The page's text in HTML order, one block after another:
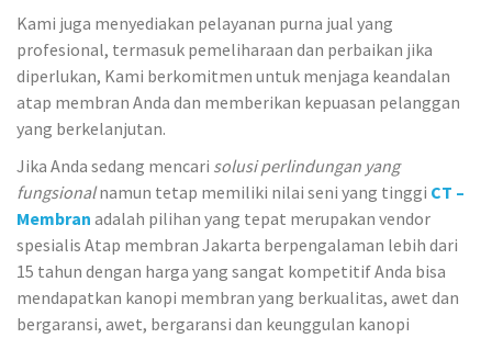
Kami juga menyediakan pelayanan purna jual yang
profesional, termasuk pemeliharaan dan perbaikan jika
diperlukan, Kami berkomitmen untuk menjaga keandalan
atap membran Anda dan memberikan kepuasan pelanggan
yang berkelanjutan.
Jika Anda sedang mencari solusi perlindungan yang
fungsionalnamun tetap memiliki nilai seni yang tinggi CT –
Membran adalah pilihan yang tepat merupakan vendor
spesialis Atap membran Jakarta berpengalaman lebih dari
15 tahun dengan harga yang sangat kompetitif Anda bisa
mendapatkan kanopi membran yang berkualitas, awet dan
bergaransi, awet, bergaransi dan keunggulan kanopi